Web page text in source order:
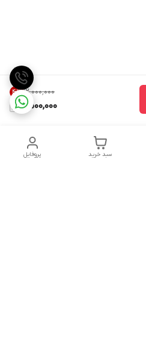
۱۲٬۰۰۰٬۰۰۰ 4%
11,500,000
پروفایل سبد خرید